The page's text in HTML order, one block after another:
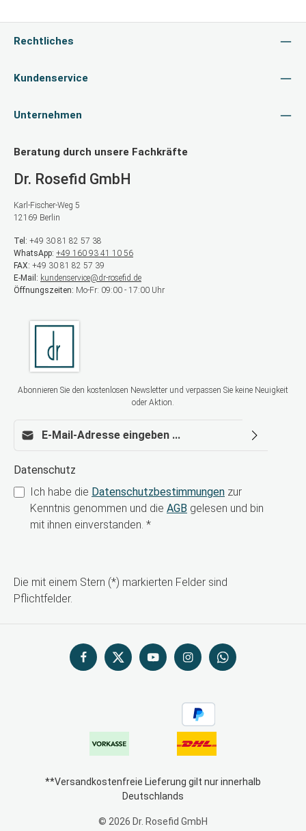
Rechtliches
Kundenservice
Unternehmen
Beratung durch unsere Fachkräfte
Dr. Rosefid GmbH
Karl-Fischer-Weg 5
12169 Berlin
Tel: +49 30 81 82 57 38
WhatsApp: +49 160 93 41 10 56
FAX: +49 30 81 82 57 39
E-Mail: kundenservice@dr-rosefid.de
Öffnungszeiten: Mo-Fr: 09:00 - 17:00 Uhr
Abonnieren Sie den kostenlosen Newsletter und verpassen Sie keine Neuigkeit
oder Aktion.
Datenschutz
Ich habe die Datenschutzbestimmungen zur
Kenntnis genommen und die AGB gelesen und bin
mit ihnen einverstanden. *
Die mit einem Stern (*) markierten Felder sind
Pflichtfelder.
© 2026 Dr. Rosefid GmbH
**Versandkostenfreie Lieferung gilt nur innerhalb
Deutschlands